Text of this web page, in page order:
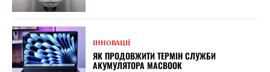
ІННОВАЦІЇ
ЯК ПРОДОВЖИТИ ТЕРМІН СЛУЖБИ
АКУМУЛЯТОРА MACBOOK